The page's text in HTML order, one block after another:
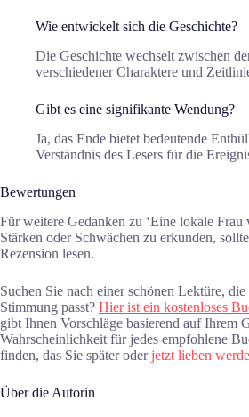
Wie entwickelt sich die Geschichte?
Die Geschichte wechselt zwischen
verschiedener Charaktere und
Gibt es eine signifikante Wendung?
Ja, das Ende bietet bedeutende
Verständnis des Lesers für die
Bewertungen
Für weitere Gedanken zu ‘Eine lokale Frau
Stärken oder Schwächen zu erkunden,
Rezension lesen.
Suchen Sie nach einer schönen Lektüre,
Stimmung passt? Hier ist ein kostenloses
gibt Ihnen Vorschläge basierend auf Ihrem
Wahrscheinlichkeit für jedes empfohlene
finden, das Sie später oderjetzt lieben
Über die Autorin